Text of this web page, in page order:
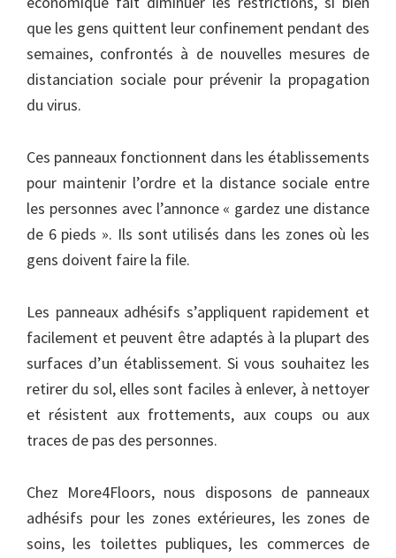
que les gens quittent leur confinement pendant des
semaines, confrontés à de nouvelles mesures de
distanciation sociale pour prévenir la propagation
du virus.
Ces panneaux fonctionnent dans les établissements
pour maintenir l’ordre et la distance sociale entre
les personnes avec l’annonce « gardez une distance
de 6 pieds ». Ils sont utilisés dans les zones où les
gens doivent faire la file.
Les panneaux adhésifs s’appliquent rapidement et
facilement et peuvent être adaptés à la plupart des
surfaces d’un établissement. Si vous souhaitez les
retirer du sol, elles sont faciles à enlever, à nettoyer
et résistent aux frottements, aux coups ou aux
traces de pas des personnes.
Chez More4Floors, nous disposons de panneaux
adhésifs pour les zones extérieures, les zones de
soins, les toilettes publiques, les commerces de